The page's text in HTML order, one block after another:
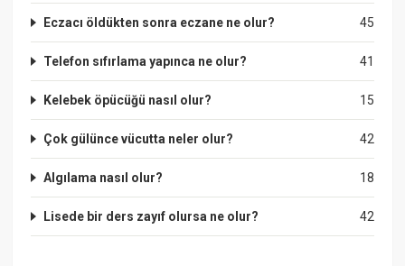
45
Eczacı öldükten sonra eczane ne olur?
41
Telefon sıfırlama yapınca ne olur?
15
Kelebek öpücüğü nasıl olur?
42
Çok gülünce vücutta neler olur?
18
Algılama nasıl olur?
42
Lisede bir ders zayıf olursa ne olur?